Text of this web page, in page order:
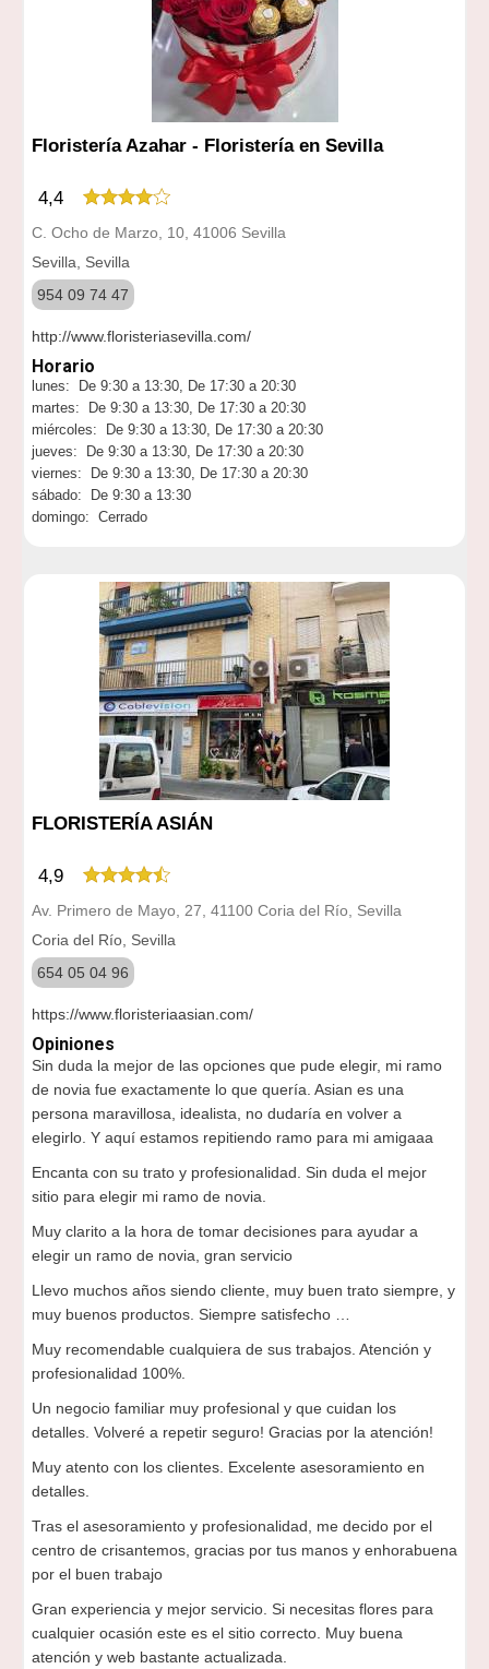
Floristería Azahar - Floristería en Sevilla
4,4
C. Ocho de Marzo, 10, 41006 Sevilla
Sevilla, Sevilla
954 09 74 47
http://www.floristeriasevilla.com/
Horario
lunes: De 9:30 a 13:30, De 17:30 a 20:30
martes: De 9:30 a 13:30, De 17:30 a 20:30
miércoles: De 9:30 a 13:30, De 17:30 a 20:30
jueves: De 9:30 a 13:30, De 17:30 a 20:30
viernes: De 9:30 a 13:30, De 17:30 a 20:30
sábado: De 9:30 a 13:30
domingo: Cerrado
FLORISTERÍA ASIÁN
4,9
Av. Primero de Mayo, 27, 41100 Coria del Río, Sevilla
Coria del Río, Sevilla
654 05 04 96
https://www.floristeriaasian.com/
Opiniones
Sin duda la mejor de las opciones que pude elegir, mi ramo
de novia fue exactamente lo que quería. Asian es una
persona maravillosa, idealista, no dudaría en volver a
elegirlo. Y aquí estamos repitiendo ramo para mi amigaaa
Encanta con su trato y profesionalidad. Sin duda el mejor
sitio para elegir mi ramo de novia.
Muy clarito a la hora de tomar decisiones para ayudar a
elegir un ramo de novia, gran servicio
Llevo muchos años siendo cliente, muy buen trato siempre, y
muy buenos productos. Siempre satisfecho …
Muy recomendable cualquiera de sus trabajos. Atención y
profesionalidad 100%.
Un negocio familiar muy profesional y que cuidan los
detalles. Volveré a repetir seguro! Gracias por la atención!
Muy atento con los clientes. Excelente asesoramiento en
detalles.
Tras el asesoramiento y profesionalidad, me decido por el
centro de crisantemos, gracias por tus manos y enhorabuena
por el buen trabajo
Gran experiencia y mejor servicio. Si necesitas flores para
cualquier ocasión este es el sitio correcto. Muy buena
atención y web bastante actualizada.